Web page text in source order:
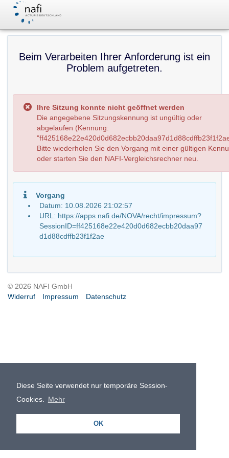
Diese Seite verwendet nur temporäre Session-
Cookies.
Mehr
OK
Beim Verarbeiten Ihrer Anforderung ist ein
Problem aufgetreten.
Ihre Sitzung konnte nicht geöffnet werden
Die angegebene Sitzungskennung ist ungültig oder
abgelaufen (Kennung:
Bitte wiederholen Sie den Vorgang mit einer gültigen
oder starten Sie den NAFI-Vergleichsrechner neu.
Vorgang
Datum: 10.08.2026 21:02:57
URL: https://apps.nafi.de/NOVA/recht/impressum?
SessionID=ff425168e22e420d0d682ecbb20daa97
d1d88cdffb23f1f2ae
© 2026 NAFI GmbH
Widerruf
Impressum Datenschutz